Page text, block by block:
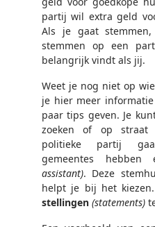
partij wil extra geld
Als je gaat
stemmen op een
belangrijk vindt als jij.
Weet je nog niet op
je hier meer
paar tips geven. Je
zoeken of op straat
politieke partij
gemeentes hebben
assistant). Deze
helpt je bij het
stellingen (statements)